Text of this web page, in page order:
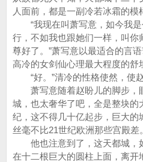
人面前，都是一副冷若冰霜的模
“我现在叫萧写意，如今我是
行，不如我也跟她们一样，叫
尊好了。”萧写意以最适合的言
高冷的女剑仙心理最大程度的舒
“好。”清冷的性格使然，使
萧写意随着赵盼儿的脚步，
城，也太奢华了吧，全是整块的
纪，这不得几十亿起步，巨大
丝毫不比21世纪欧洲那些宫殿差
他也注意到了，这天都城，
在十二根巨大的圆柱上面，离开